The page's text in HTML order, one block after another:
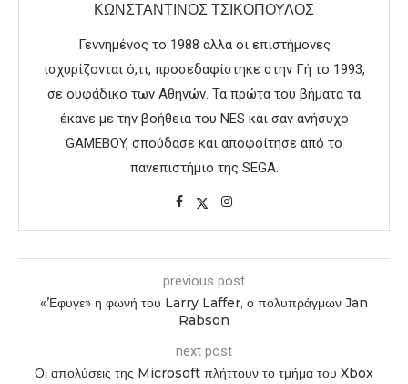
ΚΩΝΣΤΑΝΤΊΝΟΣ ΤΣΙΚΌΠΟΥΛΟΣ
Γεννημένος το 1988 αλλα οι επιστήμονες
ισχυρίζονται ό,τι, προσεδαφίστηκε στην Γή το 1993,
σε ουφάδικο των Αθηνών. Τα πρώτα του βήματα τα
έκανε με την βοήθεια του NES και σαν ανήσυχο
GAMEBOY, σπούδασε και αποφοίτησε από το
πανεπιστήμιο της SEGA.
previous post
«’Εφυγε» η φωνή του Larry Laffer, ο πολυπράγμων Jan
Rabson
next post
Οι απολύσεις της Microsoft πλήττουν το τμήμα του Xbox